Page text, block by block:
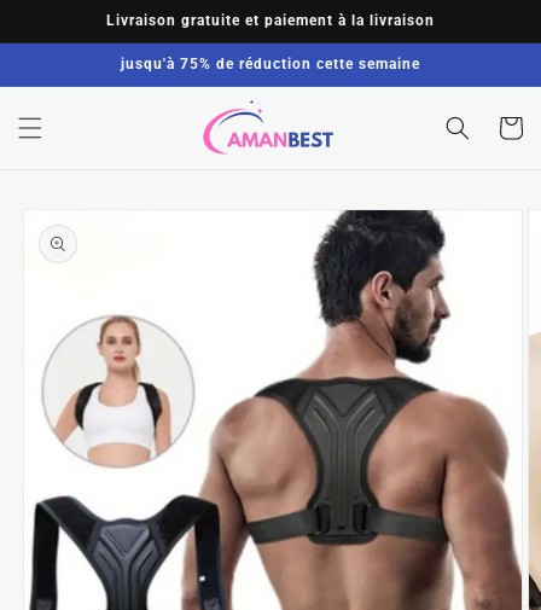
au
Livraison gratuite et paiement à la livraison
jusqu'à 75% de réduction cette semaine
Panier
informations
produits